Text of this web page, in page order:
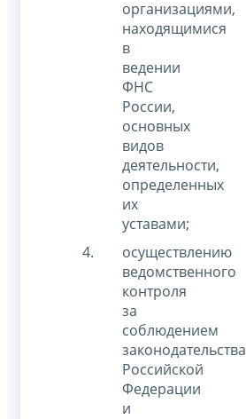
организациями,
находящимися
в
ведении
ФНС
России,
основных
видов
деятельности,
определенных
их
уставами;
осуществлению
ведомственного
контроля
за
соблюдением
законодательства
Российской
Федерации
и